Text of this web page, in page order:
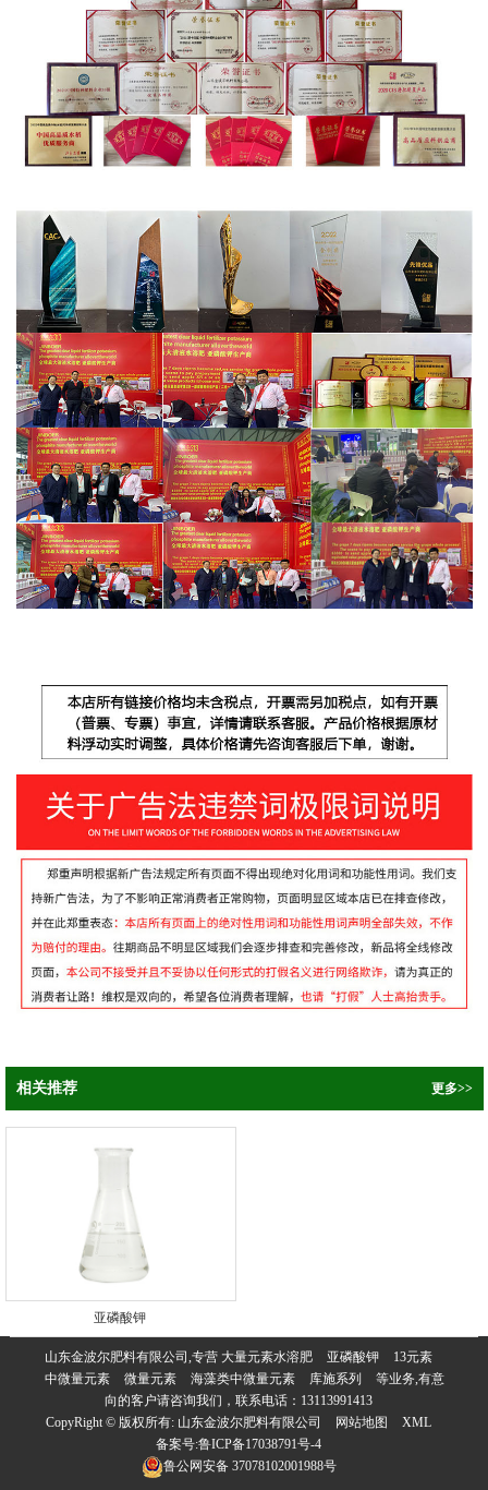
相关推荐 更多>>
亚磷酸钾
山东金波尔肥料有限公司,专营 大量元素水溶肥 亚磷酸钾
13元素
中微量元素
微量元素 海藻类中微量元素 库施系列
等业务,有意
向的客户请咨询我们，联系电话： 13113991413
CopyRight © 版权所有: 山东金波尔肥料有限公司 网站地图
XML
备案号:鲁ICP备17038791号-4
鲁公网安备37078102001988号